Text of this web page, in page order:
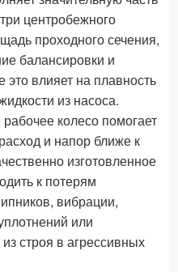
центробежного
проходного сечения,
балансировки и
влияет на плавность
из насоса.
колесо помогает
и напор ближе к
изготовленное
к потерям
вибрации,
или
строя в агрессивных